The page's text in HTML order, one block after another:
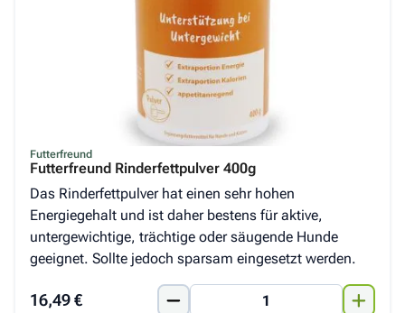
Futterfreund
Futterfreund Rinderfettpulver 400g
Das Rinderfettpulver hat einen sehr hohen
Energiegehalt und ist daher bestens für aktive,
untergewichtige, trächtige oder säugende Hunde
geeignet. Sollte jedoch sparsam eingesetzt werden.
16,49 €